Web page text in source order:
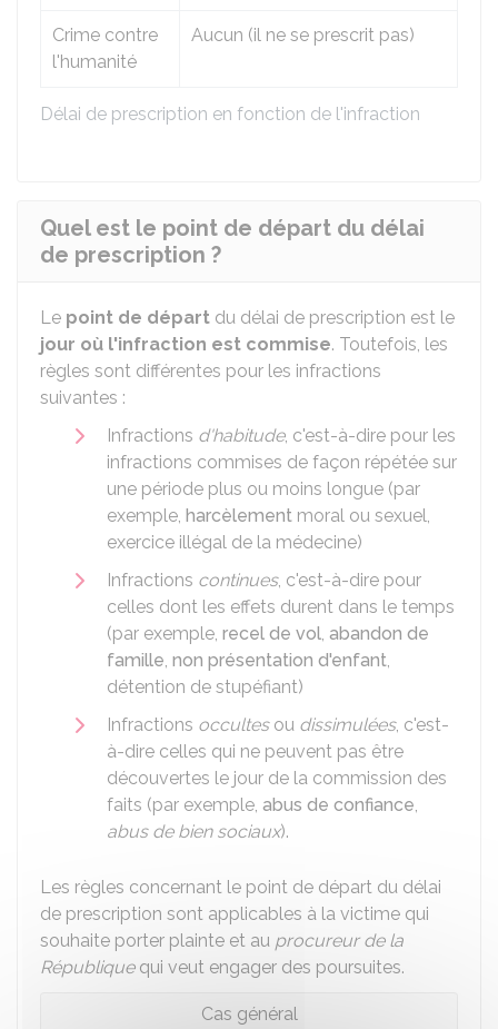
Délai de prescription en fonction de l'infraction
Crime contre
l'humanité
Aucun (il ne se prescrit pas)
Quel est le point de départ du délai
de prescription ?
Le point de départ du délai de prescription est le
jour où l'infraction est commise. Toutefois, les
règles sont différentes pour les infractions
suivantes :
Infractions d'habitude, c'est-à-dire pour les
infractions commises de façon répétée sur
une période plus ou moins longue (par
exemple, harcèlement moral ou sexuel,
exercice illégal de la médecine)
Infractions continues, c'est-à-dire pour
celles dont les effets durent dans le temps
(par exemple, recel de vol, abandon de
famille, non présentation d'enfant,
détention de stupéfiant)
Infractions occultesou dissimulées, c'est-
à-dire celles qui ne peuvent pas être
découvertes le jour de la commission des
faits (par exemple, abus de confiance,
abus de bien sociaux).
Les règles concernant le point de départ du délai
de prescription sont applicables à la victime qui
souhaite porter plainte et au procureur de la
Républiquequi veut engager des poursuites.
Cas général